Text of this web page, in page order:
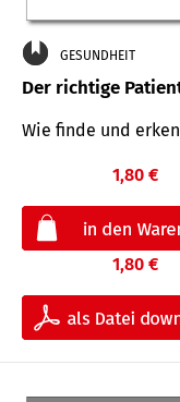
GESUNDHEIT
Der richtige
Wie finde und
1,80 €
1,80 €